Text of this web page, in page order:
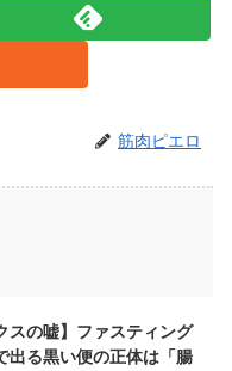
筋肉ピエロ
スの嘘】ファスティング
出る黒い便の正体は「腸